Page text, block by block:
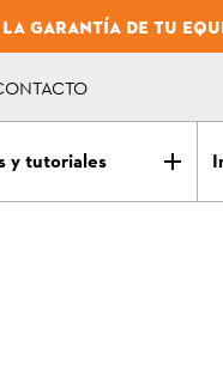
GARANTÍA DE TU
y tutoriales